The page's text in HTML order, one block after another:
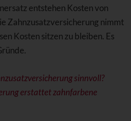
entstehen Kosten von
Zahnzusatzversicherung nimmt
Kosten sitzen zu bleiben. Es
sinnvoll?
erstattet zahnfarbene